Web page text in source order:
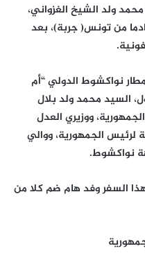
ولد الشيخ الغزواني،
من تونس( جربة)، بعد
نواكشوط الدولي “أم
السيد محمد ولد بلال
ووزيري العدل
لرئيس الجمهورية، ووالي
نواكشوط.
السفر وفد هام ضم كلا من